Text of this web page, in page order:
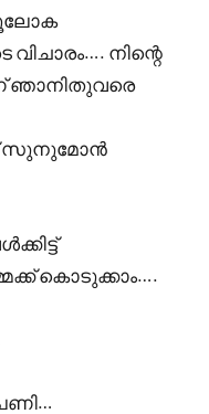
നിന്റെ
സുനുമോൻ
കൊടുക്കാം….